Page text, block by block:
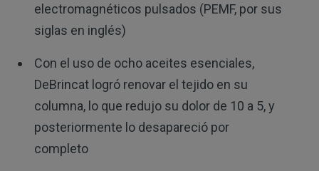
electromagnéticos pulsados (PEMF, por sus
siglas en inglés)
Con el uso de ocho aceites esenciales,
DeBrincat logró renovar el tejido en su
columna, lo que redujo su dolor de 10 a 5, y
posteriormente lo desapareció por
completo